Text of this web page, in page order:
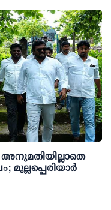
മുല്ലപ്പെരിയാര്‍